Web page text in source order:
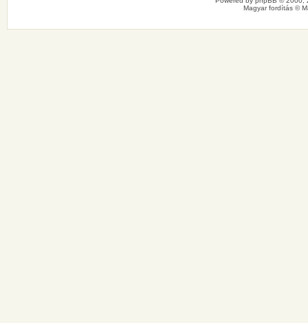
Magyar fordítás ©